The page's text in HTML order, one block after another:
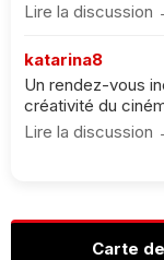
Lire la discussion
katarina8
Un rendez-vous
créativité du
Lire la discussion
Carte